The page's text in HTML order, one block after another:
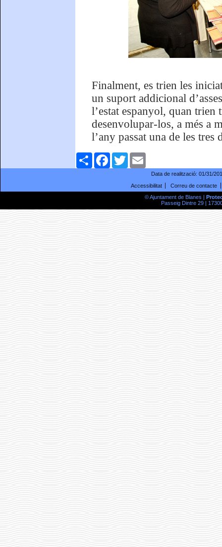
Finalment, es trien les
un suport addicional
l’estat espanyol, quan trien
desenvolupar-los, a més a
l’any passat una de les
ComparteixFacebookTwitter
Data de realització: 01/31/
Accessibilitat
Correu de contacte
© Ajuntament de Blanes |
Passeig Dintre 29 |